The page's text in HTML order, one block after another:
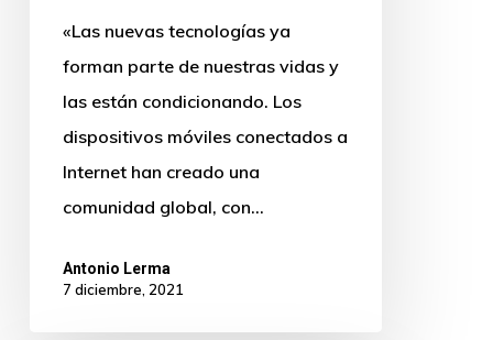
«Las nuevas tecnologías ya
forman parte de nuestras vidas y
las están condicionando. Los
dispositivos móviles conectados a
Internet han creado una
comunidad global, con…
Antonio Lerma
7 diciembre, 2021